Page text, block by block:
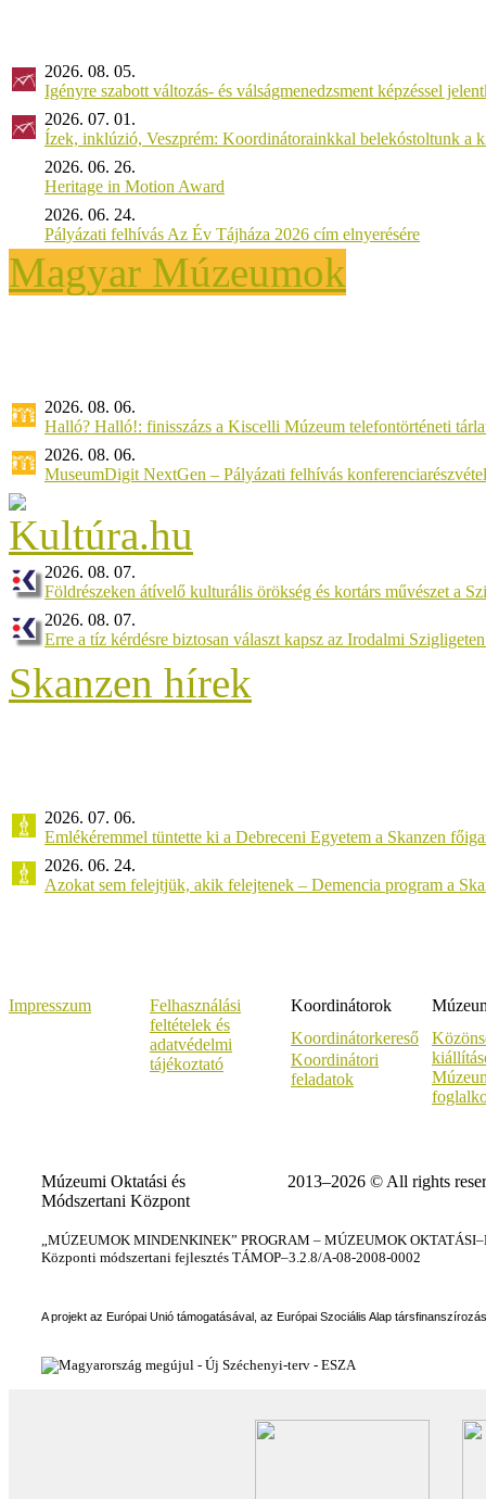
2026. 08. 05.
Igényre szabott változás- és válságmenedzsment képzéssel
2026. 07. 01.
Ízek, inklúzió, Veszprém: Koordinátorainkkal belekóstoltunk a
2026. 06. 26.
Heritage in Motion Award
2026. 06. 24.
Pályázati felhívás Az Év Tájháza 2026 cím elnyerésére
Magyar Múzeumok
2026. 08. 06.
Halló? Halló!: finisszázs a Kiscelli Múzeum telefontörténeti
2026. 08. 06.
MuseumDigit NextGen – Pályázati felhívás
2026. 08. 07.
Földrészeken átívelő kulturális örökség és kortárs művészet a
2026. 08. 07.
Erre a tíz kérdésre biztosan választ kapsz az Irodalmi
Skanzen hírek
2026. 07. 06.
Emlékéremmel tüntette ki a Debreceni Egyetem a Skanzen
2026. 06. 24.
Azokat sem felejtjük, akik felejtenek – Demencia program a
Impresszum
Felhasználási
feltételek és
adatvédelmi
tájékoztató
Koordinátorok
Koordinátorkereső
Koordinátori
feladatok
Múzeumi Oktatási és
Módszertani Központ
2013–2026 © All rights
„MÚZEUMOK MINDENKINEK” PROGRAM – MÚZEUMOK
Központi módszertani fejlesztés TÁMOP–3.2.8/A-08-2008-0002
A projekt az Európai Unió támogatásával, az Európai Szociális Alap